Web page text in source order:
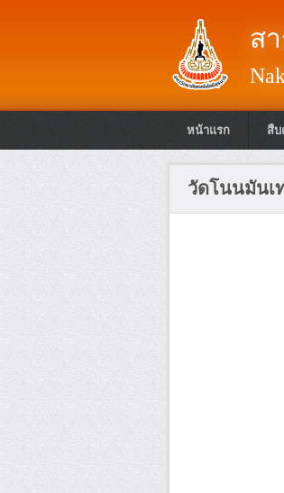
ส
หน้าแรก สื
วัดโนนมันเ